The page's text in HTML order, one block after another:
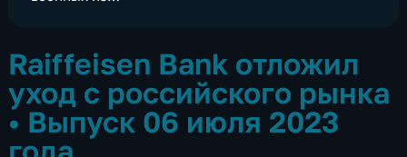
Raiffeisen Bank отложил
уход с российского рынка
• Выпуск 06 июля 2023